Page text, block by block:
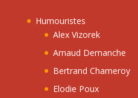
Humouristes
Alex Vizorek
Arnaud Demanche
Bertrand Chameroy
Elodie Poux